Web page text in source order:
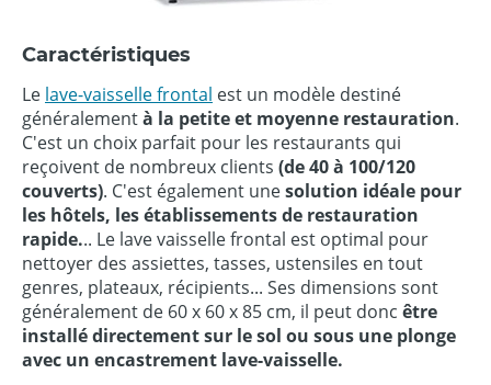
Caractéristiques
Le lave-vaisselle frontal est un modèle destiné
généralementà la petite et moyenne restauration.
C'est un choix parfait pour les restaurants qui
reçoivent de nombreux clients (de 40 à 100/120
couverts). C'est également unesolution idéale pour
les hôtels, les établissements de restauration
rapide... Le lave vaisselle frontal est optimal pour
nettoyer des assiettes, tasses, ustensiles en tout
genres, plateaux, récipients... Ses dimensions sont
généralement de 60 x 60 x 85 cm, il peut donc être
installé directement sur le sol ou sous une plonge
avec un encastrement lave-vaisselle.